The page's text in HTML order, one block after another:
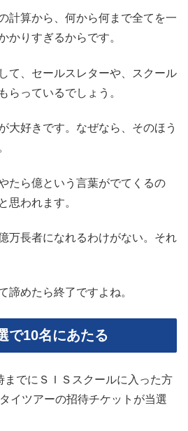
計算から、何から何まで全てを一
かりすぎるからです。
て、セールスレターや、スクール
らっているでしょう。
大好きです。なぜなら、そのほう
たら億という言葉がでてくるの
思われます。
万長者になれるわけがない。それ
諦めたら終了ですよね。
で10名にあたる
までにＳＩＳスクールに入った方
イツアーの招待チケットが当選